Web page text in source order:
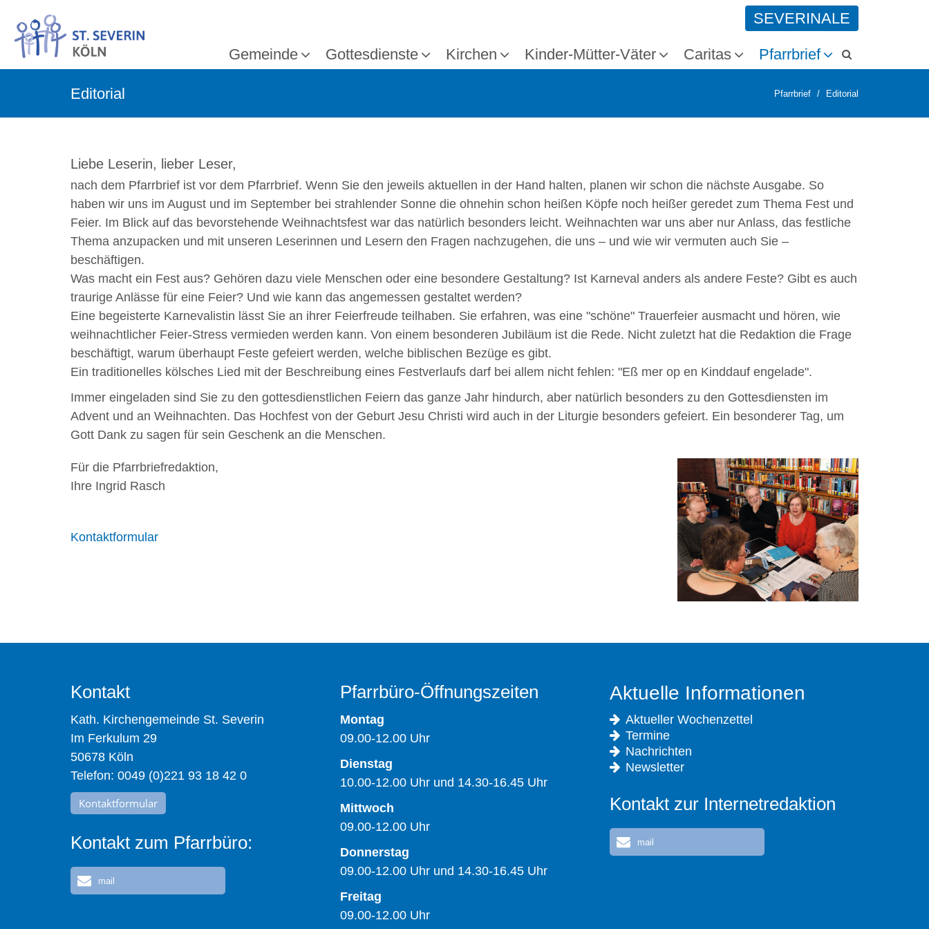
SEVERINALE
Gemeinde Gottesdienste Kirchen Kinder-Mütter-Väter Caritas Pfarrbrief
Editorial Pfarrbrief Editorial
Liebe Leserin, lieber Leser,
nach dem Pfarrbrief ist vor dem Pfarrbrief. Wenn Sie den jeweils aktuellen in der Hand halten, planen wir schon die nächste Ausgabe. So
haben wir uns im August und im September bei strahlender Sonne die ohnehin schon heißen Köpfe noch heißer geredet zum Thema Fest und
Feier. Im Blick auf das bevorstehende Weihnachtsfest war das natürlich besonders leicht. Weihnachten war uns aber nur Anlass, das festliche
Thema anzupacken und mit unseren Leserinnen und Lesern den Fragen nachzugehen, die uns – und wie wir vermuten auch Sie –
beschäftigen.
Was macht ein Fest aus? Gehören dazu viele Menschen oder eine besondere Gestaltung? Ist Karneval anders als andere Feste? Gibt es auch
traurige Anlässe für eine Feier? Und wie kann das angemessen gestaltet werden?
Eine begeisterte Karnevalistin lässt Sie an ihrer Feierfreude teilhaben. Sie erfahren, was eine "schöne" Trauerfeier ausmacht und hören, wie
weihnachtlicher Feier-Stress vermieden werden kann. Von einem besonderen Jubiläum ist die Rede. Nicht zuletzt hat die Redaktion die Frage
beschäftigt, warum überhaupt Feste gefeiert werden, welche biblischen Bezüge es gibt.
Ein traditionelles kölsches Lied mit der Beschreibung eines Festverlaufs darf bei allem nicht fehlen: "Eß mer op en Kinddauf engelade".
Immer eingeladen sind Sie zu den gottesdienstlichen Feiern das ganze Jahr hindurch, aber natürlich besonders zu den Gottesdiensten im
Advent und an Weihnachten. Das Hochfest von der Geburt Jesu Christi wird auch in der Liturgie besonders gefeiert. Ein besonderer Tag, um
Gott Dank zu sagen für sein Geschenk an die Menschen.
Für die Pfarrbriefredaktion,
Ihre Ingrid Rasch
Kontaktformular
Kontakt
Kath. Kirchengemeinde St. Severin
Im Ferkulum 29
50678 Köln
Telefon: 0049 (0)221 93 18 42 0
Kontaktformular
Kontakt zum Pfarrbüro:
mail
Pfarrbüro-Öffnungszeiten
Montag
09.00-12.00 Uhr
Dienstag
10.00-12.00 Uhr und 14.30-16.45 Uhr
Mittwoch
09.00-12.00 Uhr
Donnerstag
09.00-12.00 Uhr und 14.30-16.45 Uhr
Freitag
09.00-12.00 Uhr
Aktuelle Informationen
Aktueller Wochenzettel
Termine
Nachrichten
Newsletter
Kontakt zur Internetredaktion
mail